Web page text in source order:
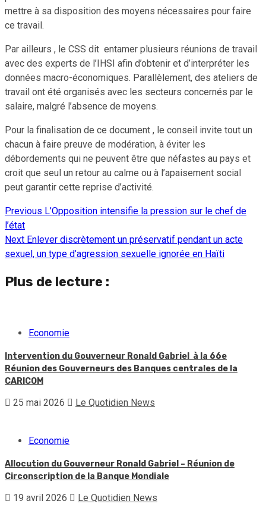
mettre à sa disposition des moyens nécessaires pour faire
ce travail.
Par ailleurs , le CSS dit entamer plusieurs réunions de travail
avec des experts de l’IHSI afin d’obtenir et d’interpréter les
données macro-économiques. Parallèlement, des ateliers de
travail ont été organisés avec les secteurs concernés par le
salaire, malgré l’absence de moyens.
Pour la finalisation de ce document , le conseil invite tout un
chacun à faire preuve de modération, à éviter les
débordements qui ne peuvent être que néfastes au pays et
croit que seul un retour au calme ou à l’apaisement social
peut garantir cette reprise d’activité.
Continue
Reading
Previous L’Opposition intensifie la pression sur le chef de
l’état
Next Enlever discrètement un préservatif pendant un acte
sexuel, un type d’agression sexuelle ignorée en Haïti
Plus de lecture :
Economie
Intervention du Gouverneur Ronald Gabriel à la 66e
Réunion des Gouverneurs des Banques centrales de la
CARICOM
25 mai 2026 Le Quotidien News
Economie
Allocution du Gouverneur Ronald Gabriel – Réunion de
Circonscription de la Banque Mondiale
19 avril 2026 Le Quotidien News